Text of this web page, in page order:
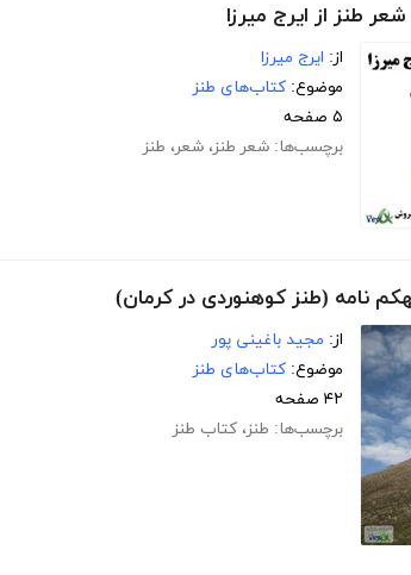
از: ایرج میرزا
موضوع: کتاب‌های طنز
۵ صفحه
برچسب‌ها: شعر طنز، شعر، طنز
نامه (طنز کوهنوردی در کرمان)
از: مجید باغینی پور
موضوع: کتاب‌های طنز
۴۲ صفحه
برچسب‌ها: طنز، کتاب طنز